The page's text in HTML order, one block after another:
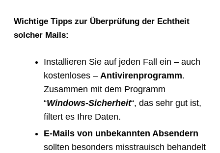
Wichtige Tipps zur Überprüfung der Echtheit
solcher Mails:
Installieren Sie auf jeden Fall ein – auch
kostenloses –Antivirenprogramm.
Zusammen mit dem Programm
“Windows-Sicherheit“, das sehr gut ist,
filtert es Ihre Daten.
E-Mails von unbekannten Absendern
sollten besonders misstrauisch behandelt